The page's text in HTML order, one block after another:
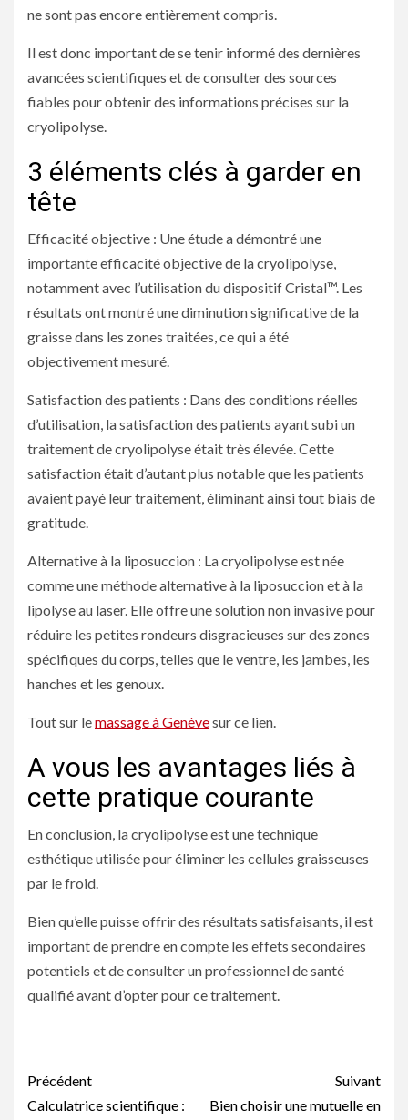
ne sont pas encore entièrement compris.
Il est donc important de se tenir informé des dernières
avancées scientifiques et de consulter des sources
fiables pour obtenir des informations précises sur la
cryolipolyse.
3 éléments clés à garder en
tête
Efficacité objective : Une étude a démontré une
importante efficacité objective de la cryolipolyse,
notamment avec l’utilisation du dispositif Cristal™. Les
résultats ont montré une diminution significative de la
graisse dans les zones traitées, ce qui a été
objectivement mesuré.
Satisfaction des patients : Dans des conditions réelles
d’utilisation, la satisfaction des patients ayant subi un
traitement de cryolipolyse était très élevée. Cette
satisfaction était d’autant plus notable que les patients
avaient payé leur traitement, éliminant ainsi tout biais de
gratitude.
Alternative à la liposuccion : La cryolipolyse est née
comme une méthode alternative à la liposuccion et à la
lipolyse au laser. Elle offre une solution non invasive pour
réduire les petites rondeurs disgracieuses sur des zones
spécifiques du corps, telles que le ventre, les jambes, les
hanches et les genoux.
Tout sur lemassage à Genèvesur ce lien.
A vous les avantages liés à
cette pratique courante
En conclusion, la cryolipolyse est une technique
esthétique utilisée pour éliminer les cellules graisseuses
par le froid.
Bien qu’elle puisse offrir des résultats satisfaisants, il est
important de prendre en compte les effets secondaires
potentiels et de consulter un professionnel de santé
qualifié avant d’opter pour ce traitement.
Navigation
d’article
Précédent
Calculatrice scientifique :
Suivant
Bien choisir une mutuelle en